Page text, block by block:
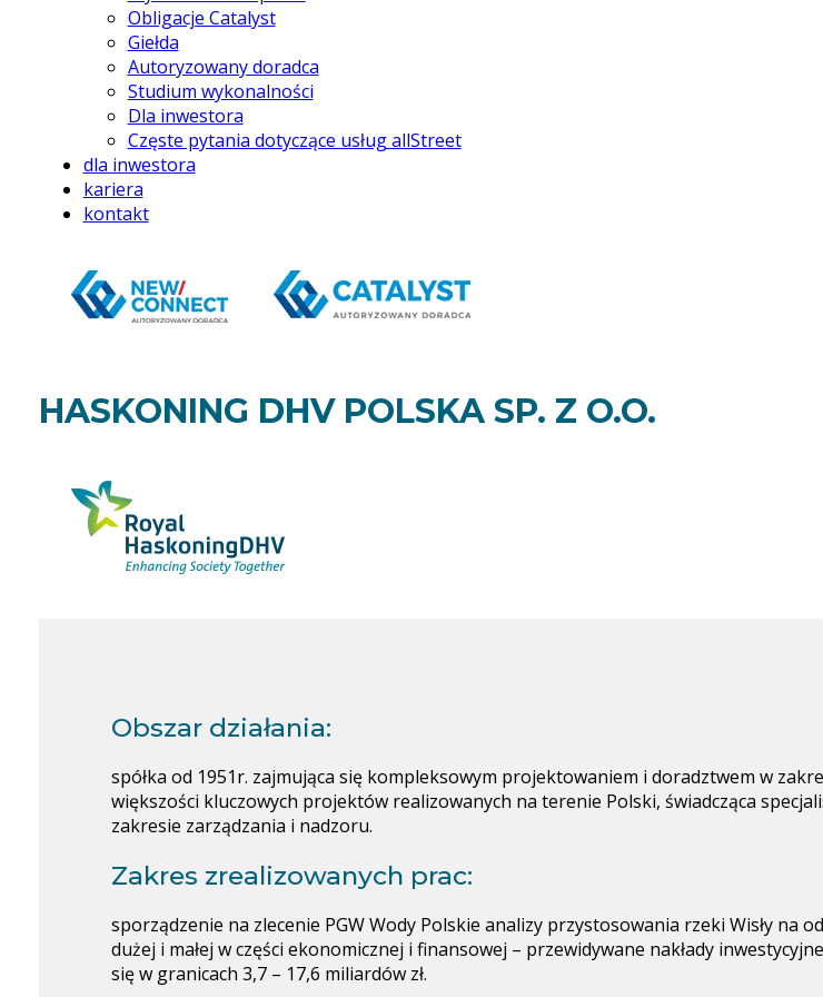
Obligacje Catalyst
Giełda
Autoryzowany doradca
Studium wykonalności
Dla inwestora
Częste pytania dotyczące usług allStreet
dla inwestora
kariera
kontakt
HASKONING DHV POLSKA SP. Z O.O.
Obszar działania:
spółka od 1951r. zajmująca się kompleksowym projektowaniem i doradztwem w
większości kluczowych projektów realizowanych na terenie Polski, świadcząca
zakresie zarządzania i nadzoru.
Zakres zrealizowanych prac:
sporządzenie na zlecenie PGW Wody Polskie analizy przystosowania rzeki Wisły na
dużej i małej w części ekonomicznej i finansowej – przewidywane nakłady
się w granicach 3,7 – 17,6 miliardów zł.